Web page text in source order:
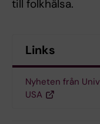
till folkhälsa.
Links
Nyheten från
USA